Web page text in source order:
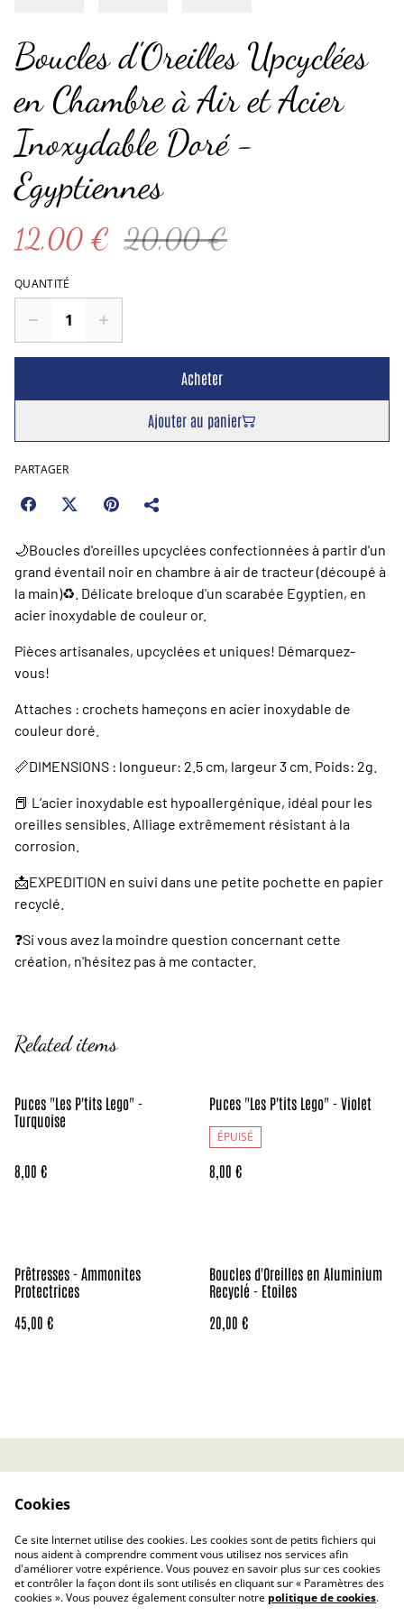
Boucles d'Oreilles Upcyclées
en Chambre à Air et Acier
Inoxydable Doré -
Egyptiennes
12,00 € 20,00 €
QUANTITÉ
Acheter
Ajouter au panier
PARTAGER
🌙Boucles d'oreilles upcyclées confectionnées à partir d'un
grand éventail noir en chambre à air de tracteur (découpé à
la main)♻️. Délicate breloque d'un scarabée Egyptien, en
acier inoxydable de couleur or.
Pièces artisanales, upcyclées et uniques! Démarquez-
vous!
Attaches : crochets hameçons en acier inoxydable de
couleur doré.
📏DIMENSIONS : longueur: 2.5 cm, largeur 3 cm. Poids: 2g.
📕 L’acier inoxydable est hypoallergénique, idéal pour les
oreilles sensibles. Alliage extrêmement résistant à la
corrosion.
📩EXPEDITION en suivi dans une petite pochette en papier
recyclé.
❓️Si vous avez la moindre question concernant cette
création, n'hésitez pas à me contacter.
Related items
Puces "Les P'tits Lego" -
Turquoise
8,00 €
Puces "Les P'tits Lego" - Violet
ÉPUISÉ
8,00 €
Prêtresses - Ammonites
Protectrices
45,00 €
Boucles d'Oreilles en Aluminium
Recyclé - Etoiles
20,00 €
Politique de confidentialité
Rétractation
Cookies
Ce site Internet utilise des cookies. Les cookies sont de petits fichiers qui
nous aident à comprendre comment vous utilisez nos services afin
d'améliorer votre expérience. Vous pouvez en savoir plus sur ces cookies
et contrôler la façon dont ils sont utilisés en cliquant sur « Paramètres des
cookies ». Vous pouvez également consulter notre politique de cookies.